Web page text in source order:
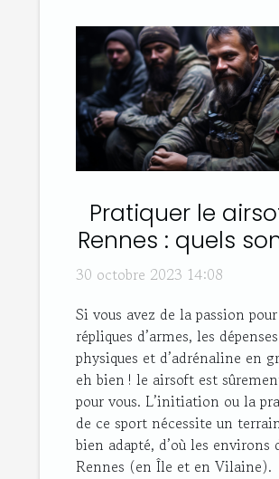
Pratiquer le
Rennes : quels
bons plans ?
30 octobre 2023 14:08
Si vous avez de la passion
répliques d’armes, les dépenses
physiques et d’adrénaline en
eh bien ! le airsoft est
pour vous. L’initiation ou la
de ce sport nécessite un
bien adapté, d’où les environs
Rennes (en Île et en Vilaine).